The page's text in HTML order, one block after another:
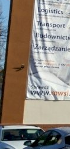
Академія